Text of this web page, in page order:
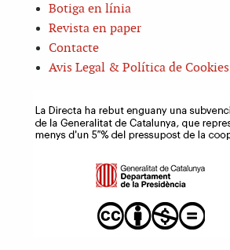
Botiga en línia
Revista en paper
Contacte
Avis Legal & Política de Cookies